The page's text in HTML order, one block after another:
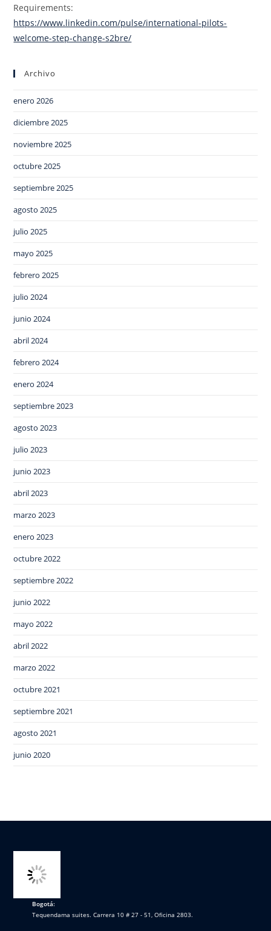
Requirements:
https://www.linkedin.com/pulse/international-pilots-
welcome-step-change-s2bre/
Archivo
enero 2026
diciembre 2025
noviembre 2025
octubre 2025
septiembre 2025
agosto 2025
julio 2025
mayo 2025
febrero 2025
julio 2024
junio 2024
abril 2024
febrero 2024
enero 2024
septiembre 2023
agosto 2023
julio 2023
junio 2023
abril 2023
marzo 2023
enero 2023
octubre 2022
septiembre 2022
junio 2022
mayo 2022
abril 2022
marzo 2022
octubre 2021
septiembre 2021
agosto 2021
junio 2020
Bogotá:
Tequendama suites. Carrera 10 # 27 - 51, Oficina 2803.